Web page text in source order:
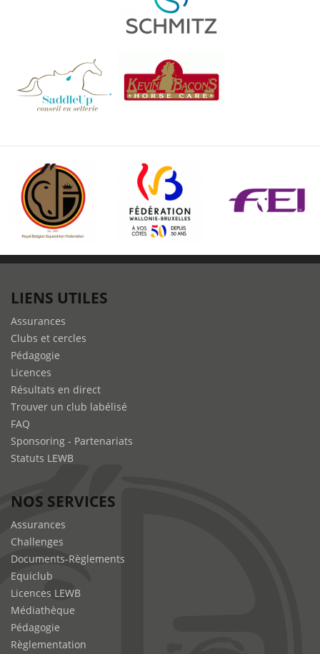
LIENS UTILES
Assurances
Clubs et cercles
Pédagogie
Licences
Résultats en direct
Trouver un club labélisé
FAQ
Sponsoring - Partenariats
Statuts LEWB
NOS SERVICES
Assurances
Challenges
Documents-Règlements
Equiclub
Licences LEWB
Médiathèque
Pédagogie
Règlementation